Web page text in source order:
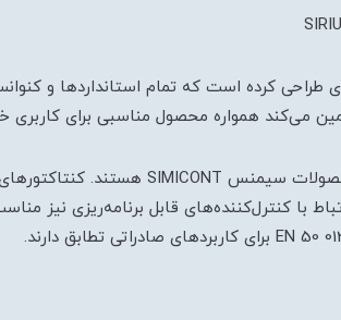
می‌کند همواره محصول مناسبی برای کاربری
با کنترل‌کننده‌های قابل برنامه‌ریزی